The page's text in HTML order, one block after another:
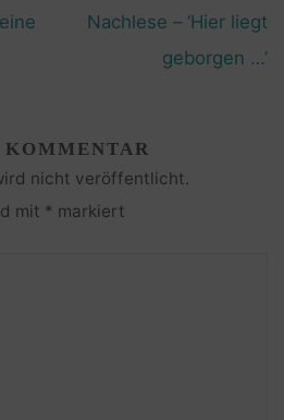
Nachlese – ‘Hier liegt
geborgen …’
nicht veröffentlicht.
mit * markiert